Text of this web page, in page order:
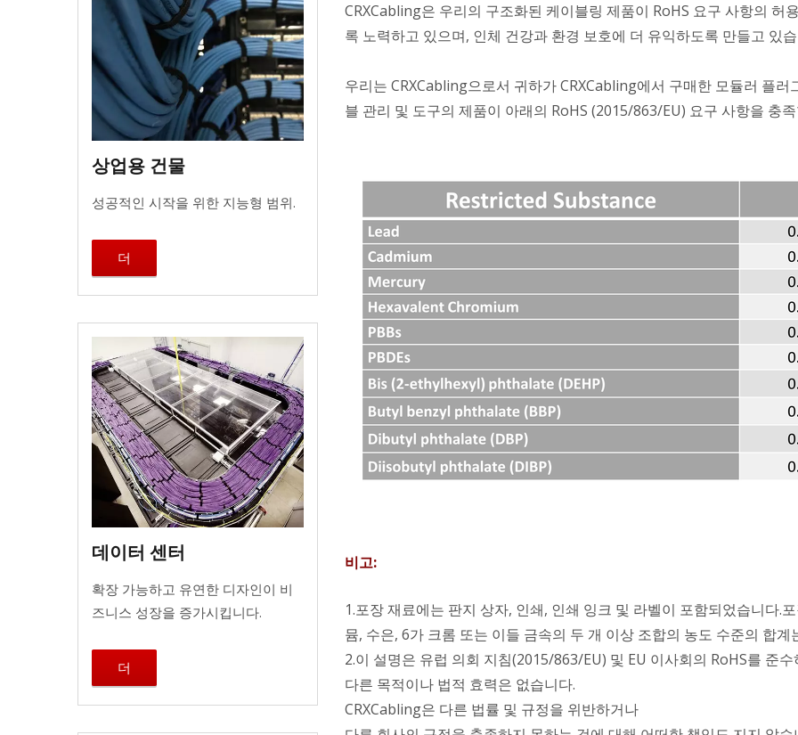
상업용 건물
성공적인 시작을 위한 지능형 범위.
더
데이터 센터
확장 가능하고 유연한 디자인이 비
즈니스 성장을 증가시킵니다.
더
CRXCabling은 우리의 구조화된 케이블링 제품이 RoHS 요구 사항의 허
록 노력하고 있으며, 인체 건강과 환경 보호에 더 유익하도록 만들고 있
우리는 CRXCabling으로서 귀하가 CRXCabling에서 구매한 모듈러 플
블 관리 및 도구의 제품이 아래의 RoHS (2015/863/EU) 요구 사항을 충
비고:
1.포장 재료에는 판지 상자, 인쇄, 인쇄 잉크 및 라벨이 포함되었습니다.
뮴, 수은, 6가 크롬 또는 이들 금속의 두 개 이상 조합의 농도 수준의 합
2.이 설명은 유럽 의회 지침(2015/863/EU) 및 EU 이사회의 RoHS를 준
다른 목적이나 법적 효력은 없습니다.
CRXCabling은 다른 법률 및 규정을 위반하거나